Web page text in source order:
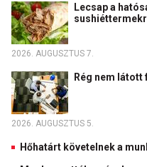
Lecsap a
2026. AUGUSZTUS 7.
Rég nem
2026. AUGUSZTUS 5.
Hőhatárt követelnek a